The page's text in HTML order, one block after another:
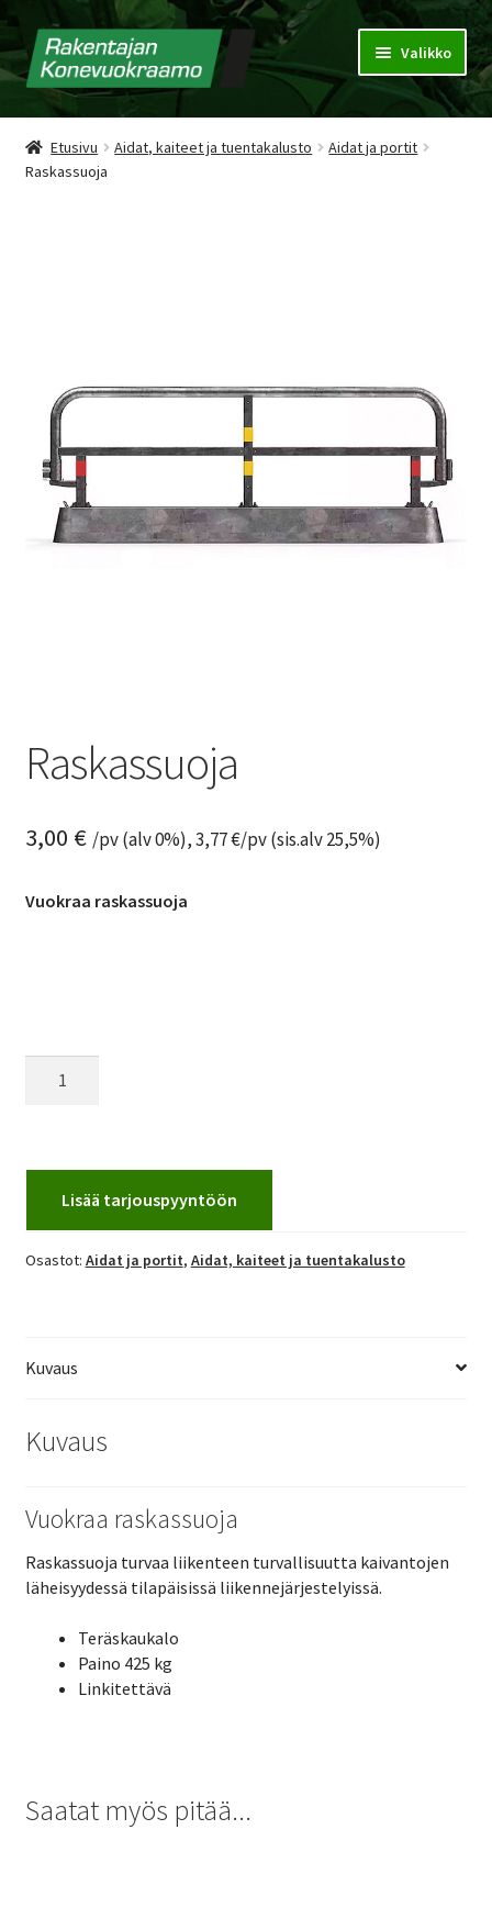
Valikko
Konevuokraamo
Vuokrausehdot
Etusivu Aidat, kaiteet ja tuentakalusto
Aidat ja portit
Raskassuoja
Raskassuoja
3,00 € /pv (alv 0%),3,77€/pv (sis.alv 25,5%)
Vuokraa raskassuoja
määrä
Lisää tarjouspyyntöön
Osastot: Aidat ja portit, Aidat, kaiteet ja tuentakalusto
Kuvaus
Kuvaus
Vuokraa raskassuoja
Raskassuoja turvaa liikenteen turvallisuutta kaivantojen
läheisyydessä tilapäisissä liikennejärjestelyissä.
Teräskaukalo
Paino 425 kg
Linkitettävä
Saatat myös pitää...